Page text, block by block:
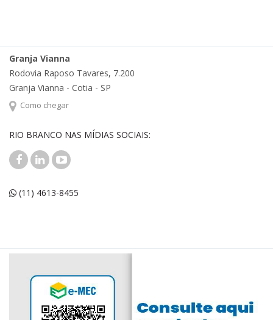
Granja Vianna
Rodovia Raposo Tavares, 7.200
Granja Vianna - Cotia - SP
Como chegar
RIO BRANCO NAS MÍDIAS SOCIAIS:
(11) 4613-8455